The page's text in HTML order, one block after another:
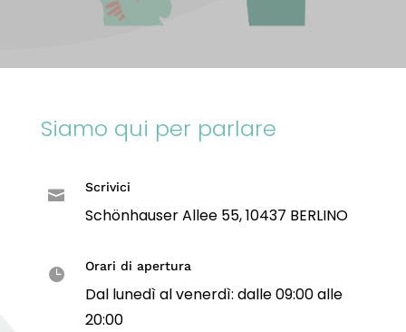
Siamo qui per parlare
 Scrivici
Schönhauser Allee 55, 10437 BERLINO
 Orari di apertura
Dal lunedì al venerdì: dalle 09:00 alle
20:00